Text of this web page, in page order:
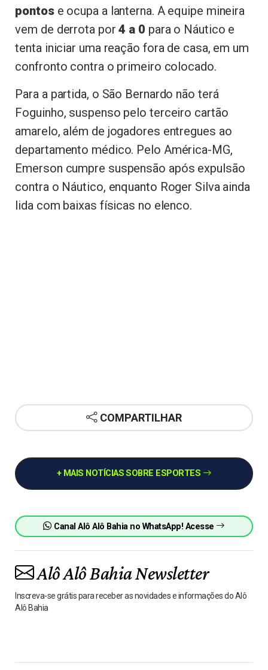
pontose ocupa a lanterna. A equipe mineira
vem de derrota por4 a 0 para o Náutico e
tenta iniciar uma reação fora de casa, em um
confronto contra o primeiro colocado.
Para a partida, o São Bernardo não terá
Foguinho, suspenso pelo terceiro cartão
amarelo, além de jogadores entregues ao
departamento médico. Pelo América-MG,
Emerson cumpre suspensão após expulsão
contra o Náutico, enquanto Roger Silva ainda
lida com baixas físicas no elenco.
COMPARTILHAR
+ MAIS NOTÍCIAS SOBRE ESPORTES
Canal Alô Alô Bahia no WhatsApp! Acesse
Alô Alô Bahia Newsletter
Inscreva-se grátis para receber as novidades e informações do Alô
Alô Bahia